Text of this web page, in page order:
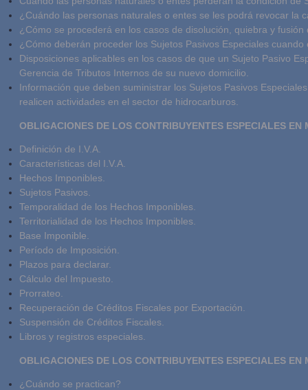
¿Cuándo las personas naturales o entes se les podrá revocar la
¿Cómo se procederá en los casos de disolución, quiebra y fusión
¿Cómo deberán proceder los Sujetos Pasivos Especiales cuando
Disposiciones aplicables en los casos de que un Sujeto Pasivo
Gerencia de Tributos Internos de su nuevo domicilio.
Información que deben suministrar los Sujetos Pasivos
realicen actividades en el sector de hidrocarburos.
OBLIGACIONES DE LOS CONTRIBUYENTES ESPECIALES EN
Definición de I.V.A.
Características del I.V.A.
Hechos Imponibles.
Sujetos Pasivos.
Temporalidad de los Hechos Imponibles.
Territorialidad de los Hechos Imponibles.
Base Imponible.
Período de Imposición.
Plazos para declarar.
Cálculo del Impuesto.
Prorrateo.
Recuperación de Créditos Fiscales por Exportación.
Suspensión de Créditos Fiscales.
Libros y registros especiales.
OBLIGACIONES DE LOS CONTRIBUYENTES ESPECIALES EN
¿Cuándo se practican?